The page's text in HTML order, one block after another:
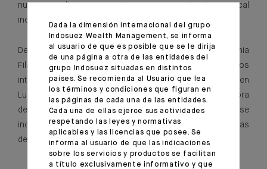
nuestros clientes y socios una experiencia musical
inolvidable.
Desde su creación, hemos apoyado a la Academia
Filarmónica de Luxemburgo, que ofrece a jóvenes músicos
internacionales una formación de primera nivel en
Luxemburgo durante un periodo de 2 años. Esta incubadora
de talentos ha visto cómo sus primeros alumnos se
incorporaban a algunas de las orquestas más prestigiosas
de Europa.
Dada la dimensión internacional del grupo
Indosuez Wealth Management, se informa
al usuario de que es posible que se le dirija
de una página a otra de las entidades del
grupo Indosuez situadas en distintos
países. Se recomienda al Usuario que lea
los términos y condiciones que figuran en
las páginas de cada una de las entidades.
Cada una de ellas ejerce sus actividades
respetando las leyes y normativas
aplicables y las licencias que posee. Se
informa al usuario de que las indicaciones
sobre los servicios y productos se facilitan
a título exclusivamente informativo y que